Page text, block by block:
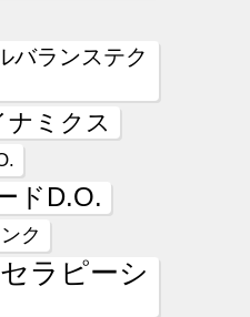
バランステク
ミクス
ドD.O.
ク
ラピーシ